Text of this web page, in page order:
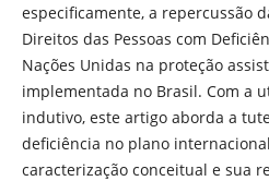
especificamente, a repercussão
Direitos das Pessoas com
Nações Unidas na proteção
implementada no Brasil. Com a
indutivo, este artigo aborda a
deficiência no plano
caracterização conceitual e sua